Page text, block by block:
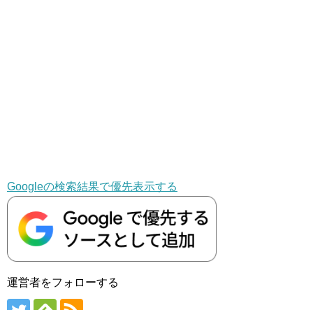
Googleの検索結果で優先表示する
運営者をフォローする